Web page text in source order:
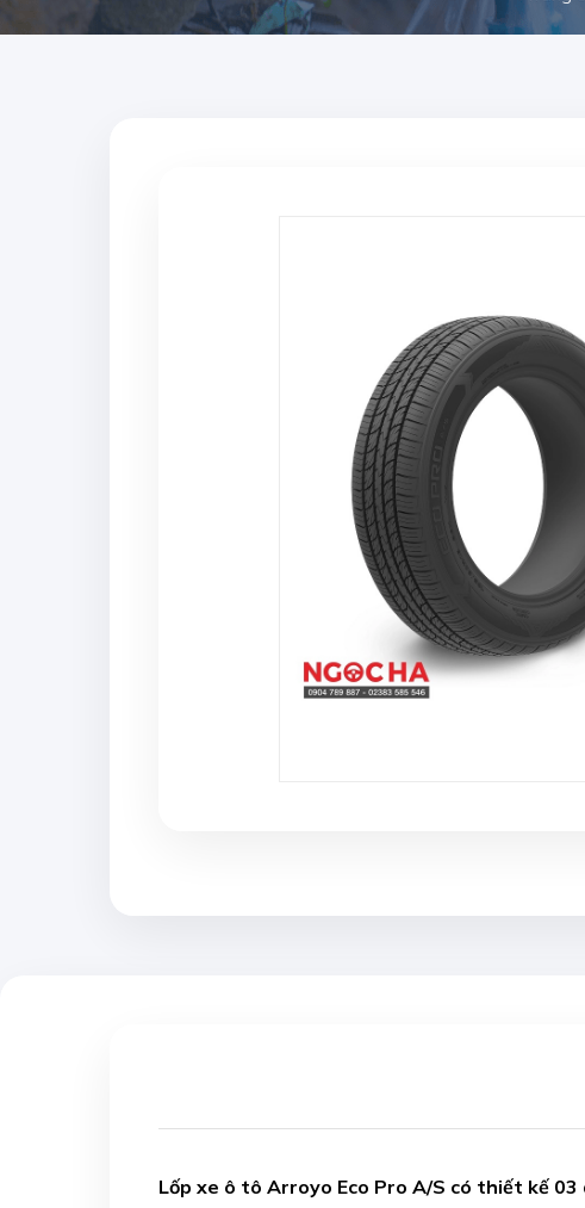
Lốp xe ô tô Arroyo Eco Pro A/S có thiết kế